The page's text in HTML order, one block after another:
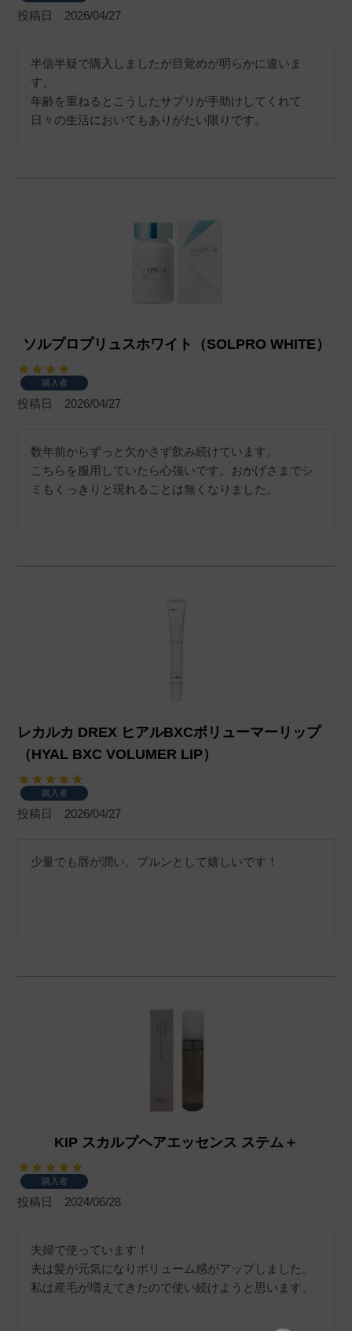
投稿日 2026/04/27
半信半疑で購入しましたが目覚めが明らかに違いま
す。
年齢を重ねるとこうしたサプリが手助けしてくれて
日々の生活においてもありがたい限りです。
ソルプロプリュスホワイト（SOLPRO WHITE）
購入者
投稿日 2026/04/27
数年前からずっと欠かさず飲み続けています。
こちらを服用していたら心強いです。おかげさまでシ
ミもくっきりと現れることは無くなりました。
レカルカ DREX ヒアルBXCボリューマーリップ
（HYAL BXC VOLUMER LIP）
購入者
投稿日 2026/04/27
少量でも唇が潤い、プルンとして嬉しいです！
KIP スカルプヘアエッセンス ステム＋
購入者
投稿日 2024/06/28
夫婦で使っています！
夫は髪が元気になりボリューム感がアップしました。
私は産毛が増えてきたので使い続けようと思います。